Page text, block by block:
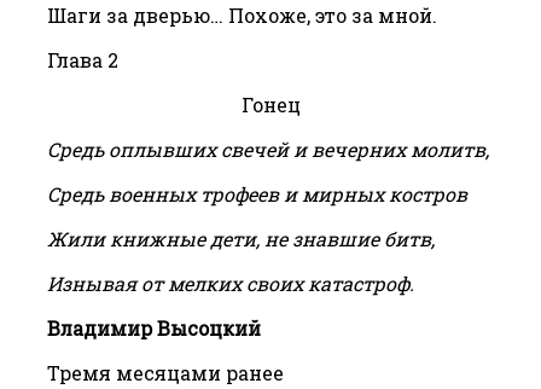
Шаги за дверью… Похоже, это за мной.
Глава 2
Гонец
Средь оплывших свечей и вечерних молитв,
Средь военных трофеев и мирных костров
Жили книжные дети, не знавшие битв,
Изнывая от мелких своих катастроф.
Владимир Высоцкий
Тремя месяцами ранее